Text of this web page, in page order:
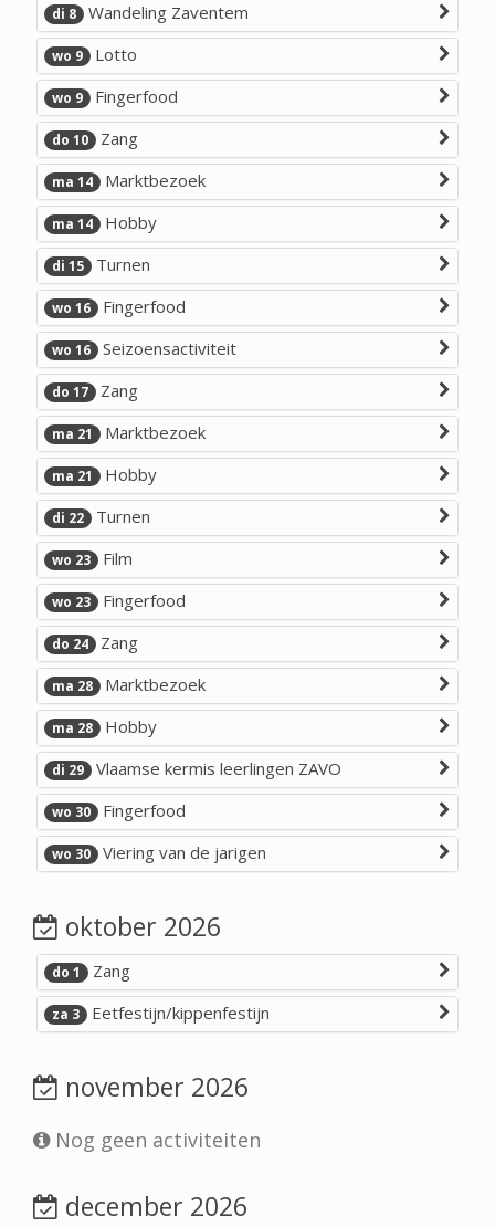
di 8 Wandeling Zaventem
wo 9 Lotto
wo 9 Fingerfood
do 10 Zang
ma 14 Marktbezoek
ma 14 Hobby
di 15 Turnen
wo 16 Fingerfood
wo 16 Seizoensactiviteit
do 17 Zang
ma 21 Marktbezoek
ma 21 Hobby
di 22 Turnen
wo 23 Film
wo 23 Fingerfood
do 24 Zang
ma 28 Marktbezoek
ma 28 Hobby
di 29 Vlaamse kermis leerlingen ZAVO
wo 30 Fingerfood
wo 30 Viering van de jarigen
oktober 2026
do 1 Zang
za 3 Eetfestijn/kippenfestijn
november 2026
Nog geen activiteiten
december 2026